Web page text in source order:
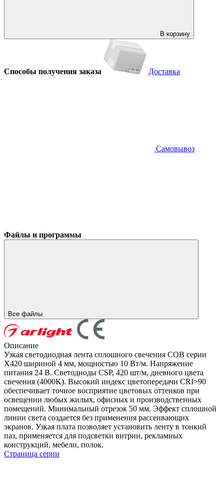
В корзину
Способы получения заказа Доставка
Самовывоз
Файлы и программы
Все файлы
Описание
Узкая светодиодная лента сплошного свечения COB серии
X420 шириной 4 мм, мощностью 10 Вт/м. Напряжение
питания 24 В. Светодиоды CSP, 420 шт/м, дневного цвета
свечения (4000K). Высокий индекс цветопередачи CRI>90
обеспечивает точное восприятие цветовых оттенков при
освещении любых жилых, офисных и производственных
помещений. Минимальный отрезок 50 мм. Эффект сплошной
линии света создается без применения рассеивающих
экранов. Узкая плата позволяет установить ленту в тонкий
паз, применяется для подсветки витрин, рекламных
конструкций, мебели, полок.
Страница серии